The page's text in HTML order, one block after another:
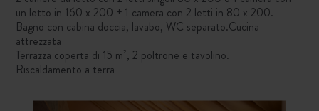
un letto in 160 x 200 + 1 camera con 2 letti in 80 x 200.
Bagno con cabina doccia, lavabo, WC separato.Cucina
attrezzata
Terrazza coperta di 15 m², 2 poltrone e tavolino.
Riscaldamento a terra